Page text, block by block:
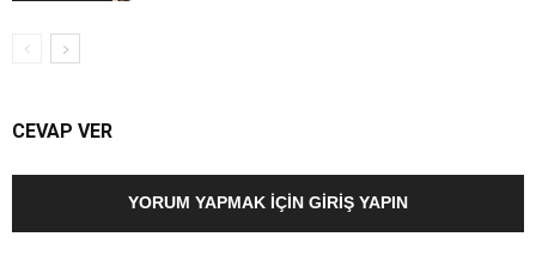
CEVAP VER
YORUM YAPMAK İÇIN GIRIŞ YAPIN